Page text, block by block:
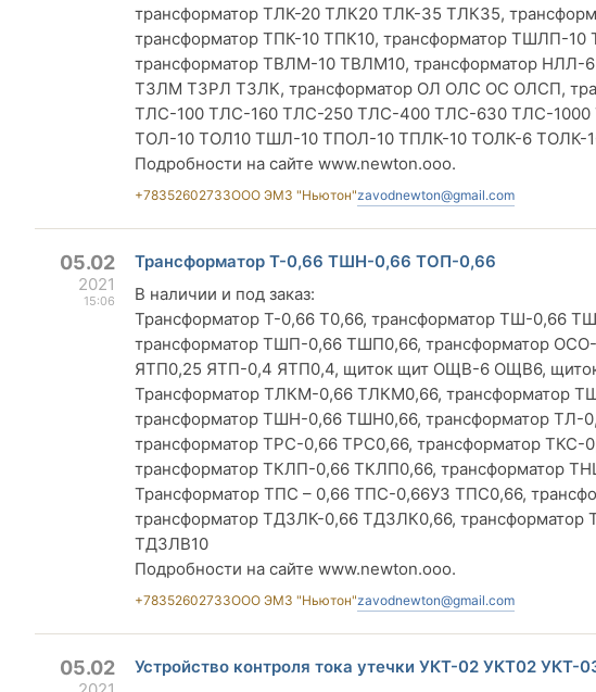
трансформатор ТЛК-20 ТЛК20 ТЛК-35 ТЛК35,
трансформатор ТПК-10 ТПК10, трансформатор ТШЛП-
трансформатор ТВЛМ-10 ТВЛМ10, трансформатор
ТЗЛМ ТЗРЛ ТЗЛК, трансформатор ОЛ ОЛС ОС ОЛСП,
ТЛС-100 ТЛС-160 ТЛС-250 ТЛС-400 ТЛС-630 ТЛС-1000
ТОЛ-10 ТОЛ10 ТШЛ-10 ТПОЛ-10 ТПЛК-10 ТОЛК-6 ТОЛК-
Подробности на сайте www.newton.ooo.
+78352602733ООО ЭМЗ "Ньютон"zavodnewton@gmail.com
05.02
2021
15:06
Трансформатор Т-0,66 ТШН-0,66 ТОП-0,66
В наличии и под заказ:
Трансформатор Т-0,66 Т0,66, трансформатор ТШ-0,66
трансформатор ТШП-0,66 ТШП0,66, трансформатор
ЯТП0,25 ЯТП-0,4 ЯТП0,4, щиток щит ОЩВ-6 ОЩВ6,
Трансформатор ТЛКМ-0,66 ТЛКМ0,66, трансформатор
трансформатор ТШН-0,66 ТШН0,66, трансформатор
трансформатор ТРС-0,66 ТРС0,66, трансформатор ТКС-
трансформатор ТКЛП-0,66 ТКЛП0,66, трансформатор
Трансформатор ТПС – 0,66 ТПС-0,66У3 ТПС0,66,
трансформатор ТДЗЛК-0,66 ТДЗЛК0,66,
ТДЗЛВ10
Подробности на сайте www.newton.ooo.
+78352602733ООО ЭМЗ "Ньютон"zavodnewton@gmail.com
05.02
Устройство контроля тока утечки УКТ-02 УКТ02